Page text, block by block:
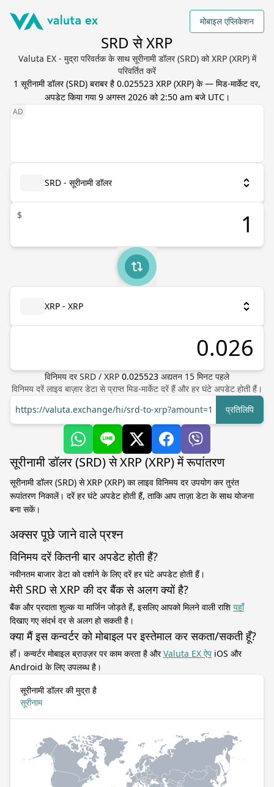
मोबाइल एप्लिकेशन
SRD से XRP
Valuta EX - मुद्रा परिवर्तक के साथ सूरीनामी डॉलर (SRD) को XRP (XRP) में
परिवर्तित करें
1 सूरीनामी डॉलर(SRD) बराबर है 0.025523 XRP (XRP) के — मिड-मार्केट दर,
अपडेट किया गया9 अगस्त 2026 को 2:50 am बजे UTC।
SRD - सूरीनामी डॉलर
$
XRP - XRP
विनिमय दरSRD / XRP 0.025523 अद्यतन 15 मिनट पहले
विनिमय दरें लाइव बाज़ार डेटा से प्राप्त मिड-मार्केट दरें हैं और हर घंटे अपडेट होती हैं।
https://valuta.exchange/hi/srd-to-xrp?amount=1
प्रतिलिपि
सूरीनामी डॉलर (SRD) से XRP (XRP) में रूपांतरण
सूरीनामी डॉलर (SRD) से XRP (XRP) का लाइव विनिमय दर उपयोग कर तुरंत
रूपांतरण निकालें। दरें हर घंटे अपडेट होती हैं, ताकि आप ताज़ा डेटा के साथ योजना
बना सकें।
अक्सर पूछे जाने वाले प्रश्न
विनिमय दरें कितनी बार अपडेट होती हैं?
नवीनतम बाजार डेटा को दर्शाने के लिए दरें हर घंटे अपडेट होती हैं।
मेरी SRD से XRP की दर बैंक से अलग क्यों है?
बैंक और प्रदाता शुल्क या मार्जिन जोड़ते हैं, इसलिए आपको मिलने वाली राशियहाँ
दिखाए गए संदर्भ दर से अलग हो सकती है।
क्या मैं इस कन्वर्टर को मोबाइल पर इस्तेमाल कर सकता/सकती हूँ?
हाँ। कन्वर्टर मोबाइल ब्राउज़र पर काम करता है औरValuta EX ऐप iOS और
Android के लिए उपलब्ध है।
सूरीनामी डॉलर की मुद्रा है
सूरीनाम